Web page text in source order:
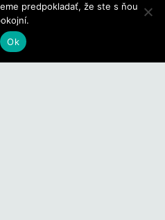
predpokladať, že ste s ňou
Ok